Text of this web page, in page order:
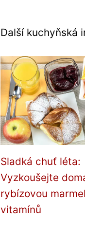
Další kuchyňská
Sladká chuť léta:
Vyzkoušejte
rybízovou
vitamínů